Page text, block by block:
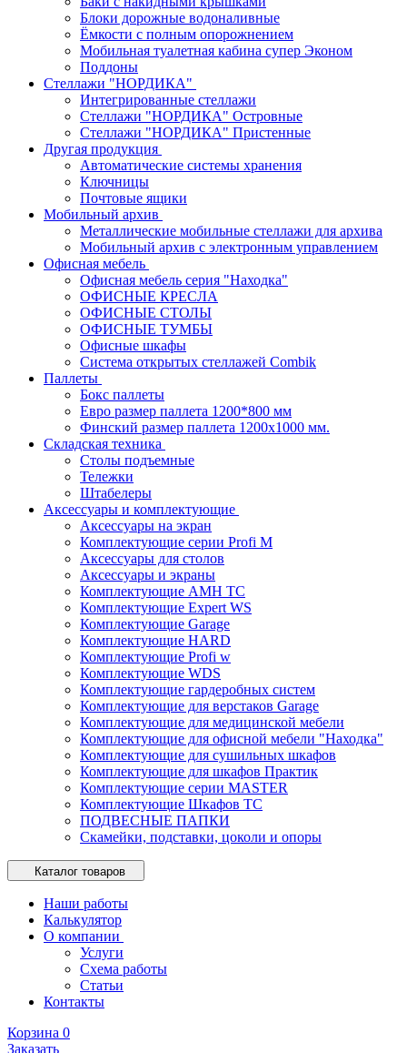
Блоки дорожные водоналивные
Ёмкости с полным опорожнением
Мобильная туалетная кабина супер Эконом
Поддоны
Стеллажи "НОРДИКА"
Интегрированные стеллажи
Стеллажи "НОРДИКА" Островные
Стеллажи "НОРДИКА" Пристенные
Другая продукция
Автоматические системы хранения
Ключницы
Почтовые ящики
Мобильный архив
Металлические мобильные стеллажи для архива
Мобильный архив с электронным управлением
Офисная мебель
Офисная мебель серия "Находка"
ОФИСНЫЕ КРЕСЛА
ОФИСНЫЕ СТОЛЫ
ОФИСНЫЕ ТУМБЫ
Офисные шкафы
Система открытых стеллажей Combik
Паллеты
Бокс паллеты
Евро размер паллета 1200*800 мм
Финский размер паллета 1200х1000 мм.
Складская техника
Столы подъемные
Тележки
Штабелеры
Аксессуары и комплектующие
Аксессуары на экран
Комплектующие серии Profi M
Аксессуары для столов
Аксессуары и экраны
Комплектующие AMH TC
Комплектующие Expert WS
Комплектующие Garage
Комплектующие HARD
Комплектующие Profi w
Комплектующие WDS
Комплектующие гардеробных систем
Комплектующие для верстаков Garage
Комплектующие для медицинской мебели
Комплектующие для офисной мебели "Находка"
Комплектующие для сушильных шкафов
Комплектующие для шкафов Практик
Комплектующие серии MASTER
Комплектующие Шкафов ТС
ПОДВЕСНЫЕ ПАПКИ
Скамейки, подставки, цоколи и опоры
Каталог товаров
Наши работы
Калькулятор
О компании
Услуги
Схема работы
Статьи
Контакты
Корзина 0
Заказать